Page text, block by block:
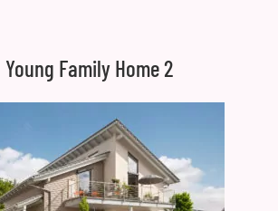
Young Family Home 2